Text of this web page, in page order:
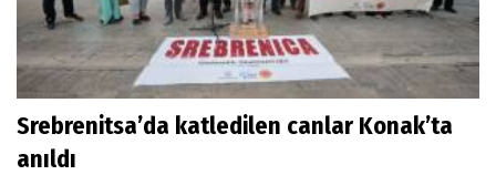
Srebrenitsa’da katledilen canlar Konak’ta
anıldı